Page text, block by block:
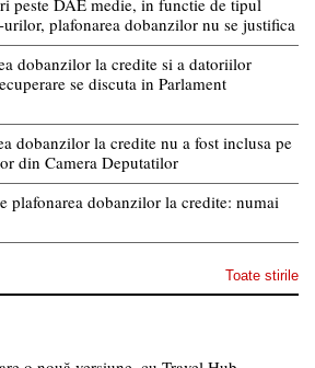
peste DAE medie, in functie de tipul
plafonarea dobanzilor nu se justifica
dobanzilor la credite si a datoriilor
se discuta in Parlament
dobanzilor la credite nu a fost inclusa pe
din Camera Deputatilor
plafonarea dobanzilor la credite: numai
Toate stirile